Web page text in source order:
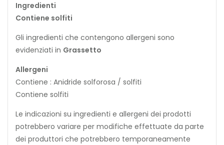
Ingredienti
Contiene solfiti
Gli ingredienti che contengono allergeni sono
evidenziati in Grassetto
Allergeni
Contiene : Anidride solforosa / solfiti
Contiene solfiti
Le indicazioni su ingredienti e allergeni dei prodotti
potrebbero variare per modifiche effettuate da parte
dei produttori che potrebbero temporaneamente